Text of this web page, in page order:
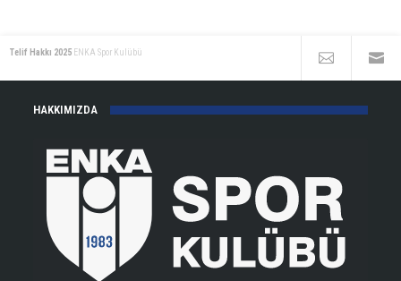
Telif Hakkı 2025 ENKA Spor Kulübü
HAKKIMIZDA